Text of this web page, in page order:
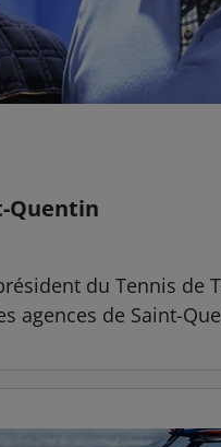
Quentin
du Tennis de
agences de Saint-